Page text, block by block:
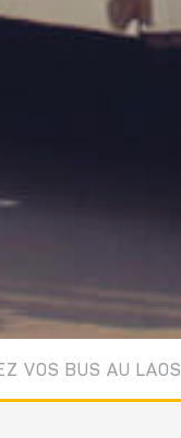
VOS BUS AU LAOS